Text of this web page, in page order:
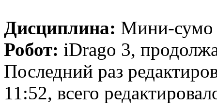
Дисциплина: Мини-сумо
Робот: iDrago 3,
Последний раз
11:52, всего